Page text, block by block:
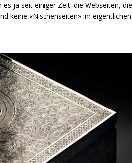
ja seit einiger Zeit: die Webseiten, die
keine «Nischenseiten» im eigentlichen